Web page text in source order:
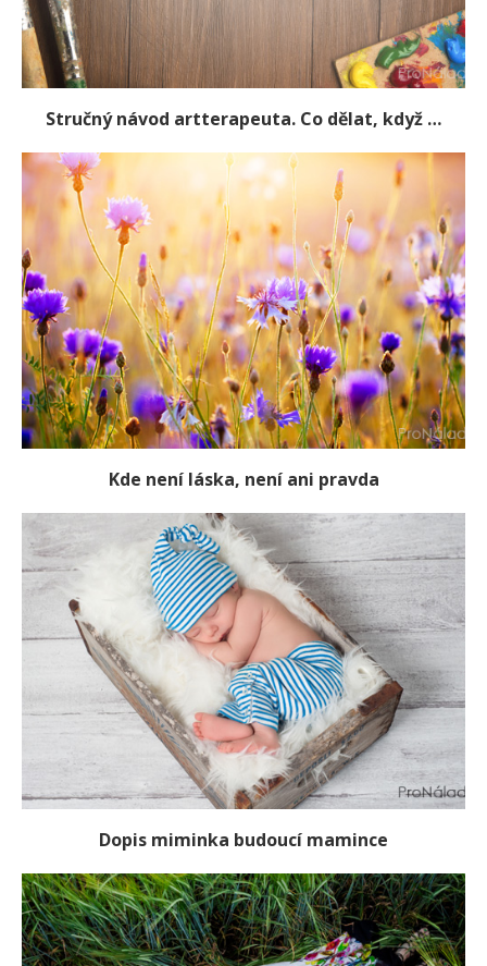
Stručný návod artterapeuta. Co dělat, když …
Kde není láska, není ani pravda
Dopis miminka budoucí mamince